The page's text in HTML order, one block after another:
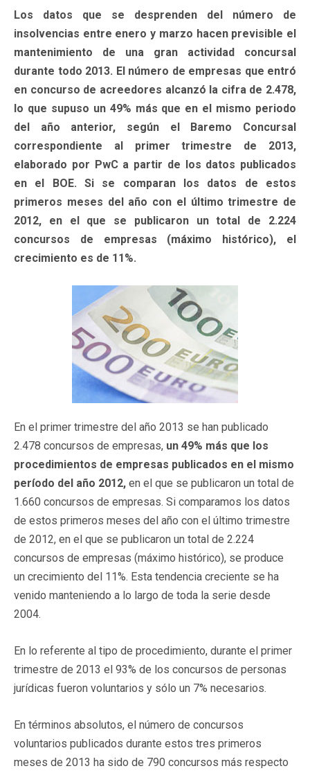
Los datos que se desprenden del número de
insolvencias entre enero y marzo hacen previsible el
mantenimiento de una gran actividad concursal
durante todo 2013. El número de empresas que entró
en concurso de acreedores alcanzó la cifra de 2.478,
lo que supuso un 49% más que en el mismo periodo
del año anterior, según el Baremo Concursal
correspondiente al primer trimestre de 2013,
elaborado por PwC a partir de los datos publicados
en el BOE. Si se comparan los datos de estos
primeros meses del año con el último trimestre de
2012, en el que se publicaron un total de 2.224
concursos de empresas (máximo histórico), el
crecimiento es de 11%.
En el primer trimestre del año 2013 se han publicado
2.478 concursos de empresas, un 49% más que los
procedimientos de empresas publicados en el mismo
período del año 2012, en el que se publicaron un total de
1.660 concursos de empresas. Si comparamos los datos
de estos primeros meses del año con el último trimestre
de 2012, en el que se publicaron un total de 2.224
concursos de empresas (máximo histórico), se produce
un crecimiento del 11%. Esta tendencia creciente se ha
venido manteniendo a lo largo de toda la serie desde
2004.
En lo referente al tipo de procedimiento, durante el primer
trimestre de 2013 el 93% de los concursos de personas
jurídicas fueron voluntarios y sólo un 7% necesarios.
En términos absolutos, el número de concursos
voluntarios publicados durante estos tres primeros
meses de 2013 ha sido de 790 concursos más respecto